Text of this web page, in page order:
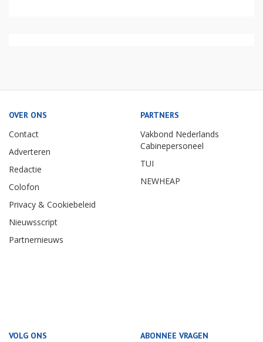
OVER ONS
Contact
Adverteren
Redactie
Colofon
Privacy & Cookiebeleid
Nieuwsscript
Partnernieuws
PARTNERS
Vakbond Nederlands
Cabinepersoneel
TUI
NEWHEAP
VOLG ONS ABONNEE VRAGEN